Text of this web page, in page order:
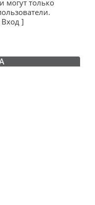
могут только
Вход]